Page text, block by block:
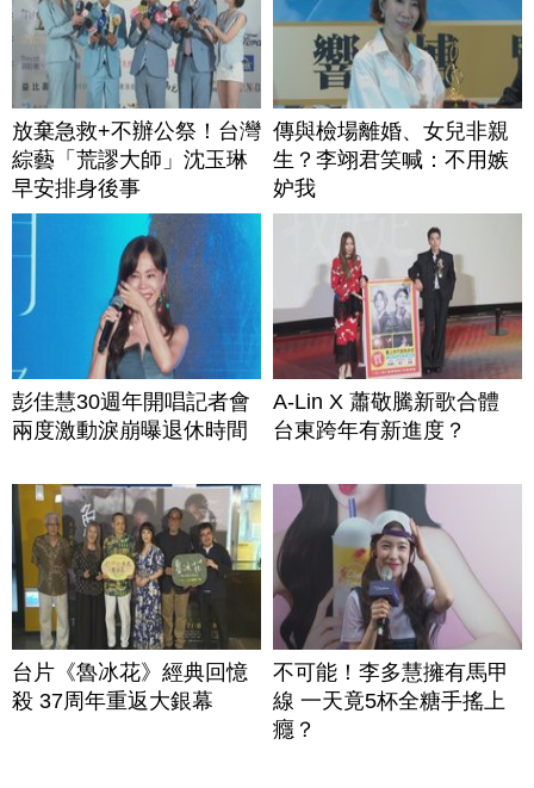
放棄急救+不辦公祭！台灣
綜藝「荒謬大師」沈玉琳
早安排身後事
傳與檢場離婚、女兒非親
生？李翊君笑喊：不用嫉
妒我
彭佳慧30週年開唱記者會
兩度激動淚崩曝退休時間
A-Lin X 蕭敬騰新歌合體
台東跨年有新進度？
台片《魯冰花》經典回憶
殺 37周年重返大銀幕
不可能！李多慧擁有馬甲
線 一天竟5杯全糖手搖上
癮？